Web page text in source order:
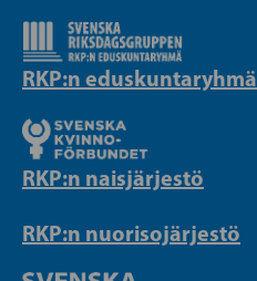
RKP:n eduskuntaryhmä
RKP:n naisjärjestö
RKP:n nuorisojärjestö